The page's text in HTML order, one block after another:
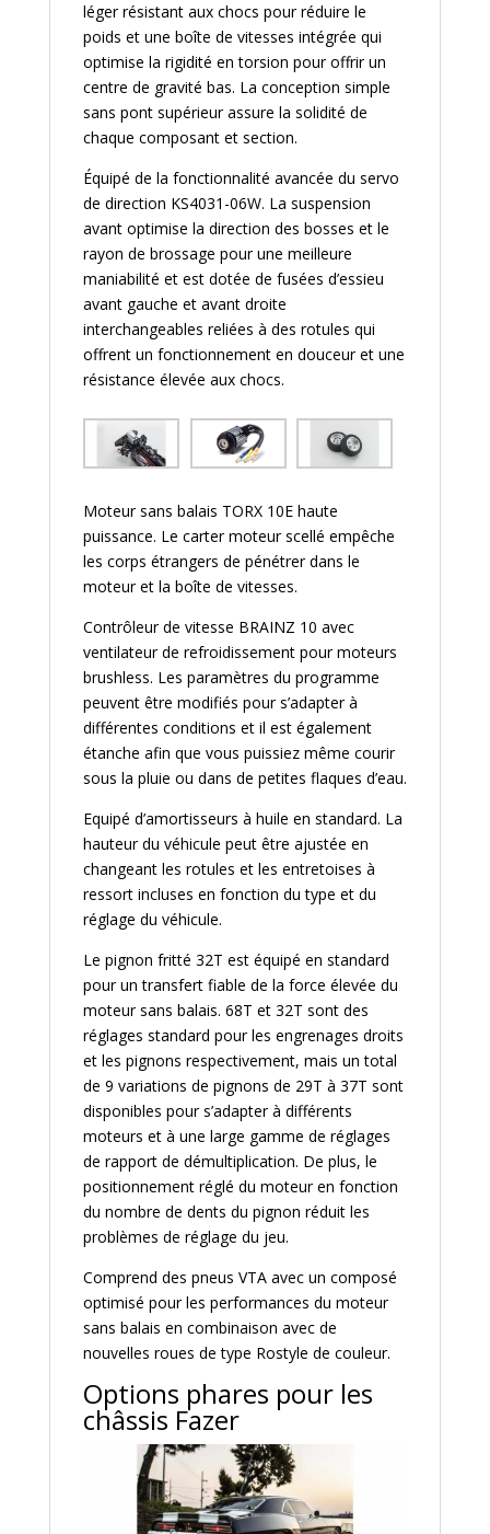
léger résistant aux chocs pour réduire le
poids et une boîte de vitesses intégrée qui
optimise la rigidité en torsion pour offrir un
centre de gravité bas. La conception simple
sans pont supérieur assure la solidité de
chaque composant et section.
Équipé de la fonctionnalité avancée du servo
de direction KS4031-06W. La suspension
avant optimise la direction des bosses et le
rayon de brossage pour une meilleure
maniabilité et est dotée de fusées d’essieu
avant gauche et avant droite
interchangeables reliées à des rotules qui
offrent un fonctionnement en douceur et une
résistance élevée aux chocs.
Moteur sans balais TORX 10E haute
puissance. Le carter moteur scellé empêche
les corps étrangers de pénétrer dans le
moteur et la boîte de vitesses.
Contrôleur de vitesse BRAINZ 10 avec
ventilateur de refroidissement pour moteurs
brushless. Les paramètres du programme
peuvent être modifiés pour s’adapter à
différentes conditions et il est également
étanche afin que vous puissiez même courir
sous la pluie ou dans de petites flaques d’eau.
Equipé d’amortisseurs à huile en standard. La
hauteur du véhicule peut être ajustée en
changeant les rotules et les entretoises à
ressort incluses en fonction du type et du
réglage du véhicule.
Le pignon fritté 32T est équipé en standard
pour un transfert fiable de la force élevée du
moteur sans balais. 68T et 32T sont des
réglages standard pour les engrenages droits
et les pignons respectivement, mais un total
de 9 variations de pignons de 29T à 37T sont
disponibles pour s’adapter à différents
moteurs et à une large gamme de réglages
de rapport de démultiplication. De plus, le
positionnement réglé du moteur en fonction
du nombre de dents du pignon réduit les
problèmes de réglage du jeu.
Comprend des pneus VTA avec un composé
optimisé pour les performances du moteur
sans balais en combinaison avec de
nouvelles roues de type Rostyle de couleur.
Options phares pour les
châssis Fazer